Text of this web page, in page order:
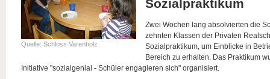
Quelle: Schloss Varenholz
Sozialpraktikum
Zwei Wochen lang absolvierten die
zehnten Klassen der Privaten
Sozialpraktikum, um Einblicke in
Bereich zu erhalten. Das Praktikum
Initiative "sozialgenial - Schüler engagieren sich" organisiert.